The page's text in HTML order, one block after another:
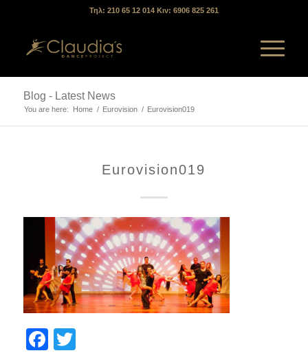
Τηλ: 210 65 12 014 Κιν: 6906 825 261
Blog - Latest News
You are here: Home / Eurovision / Eurovision019
Eurovision019
Facebook